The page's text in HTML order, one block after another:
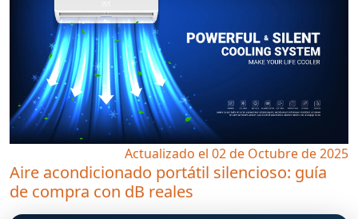
Actualizado el 02 de Octubre de 2025
Aire acondicionado portátil silencioso: guía
de compra con dB reales